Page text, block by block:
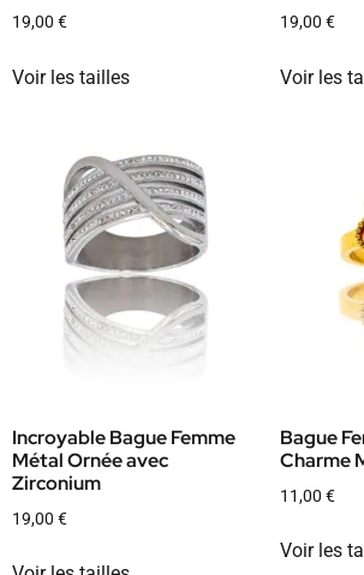
19,00 €
Voir les tailles
19,00 €
Voir les
Incroyable Bague Femme
Métal Ornée avec
Zirconium
19,00 €
Bague
Charme
11,00 €
Voir les